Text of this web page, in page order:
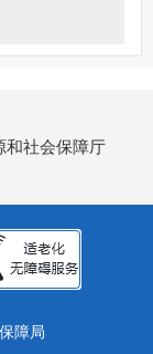
和社会保障厅
障局